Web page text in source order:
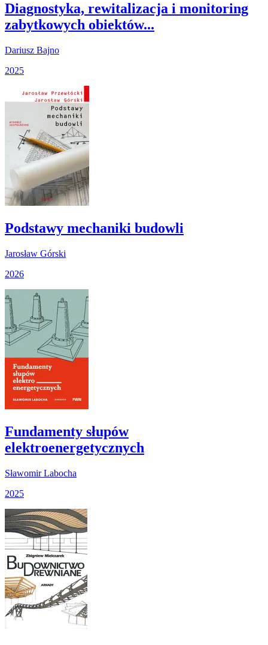
Diagnostyka, rewitalizacja i monitoring
zabytkowych obiektów...
Dariusz Bajno
2025
Podstawy mechaniki budowli
Jarosław Górski
2026
Fundamenty słupów
elektroenergetycznych
Sławomir Labocha
2025